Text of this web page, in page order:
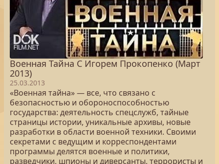
Военная Тайна C Игорем Прокопенко (Март
2013)
25.03.2013
«Военная тайна» — все, что связано с
безопасностью и обороноспособностью
государства: деятельность спецслужб, тайные
страницы истории, уникальные архивы, новые
разработки в области военной техники. Своими
секретами с ведущим и корреспондентами
программы делятся военные и политики,
разведчики, шпионы и диверсанты, террористы и